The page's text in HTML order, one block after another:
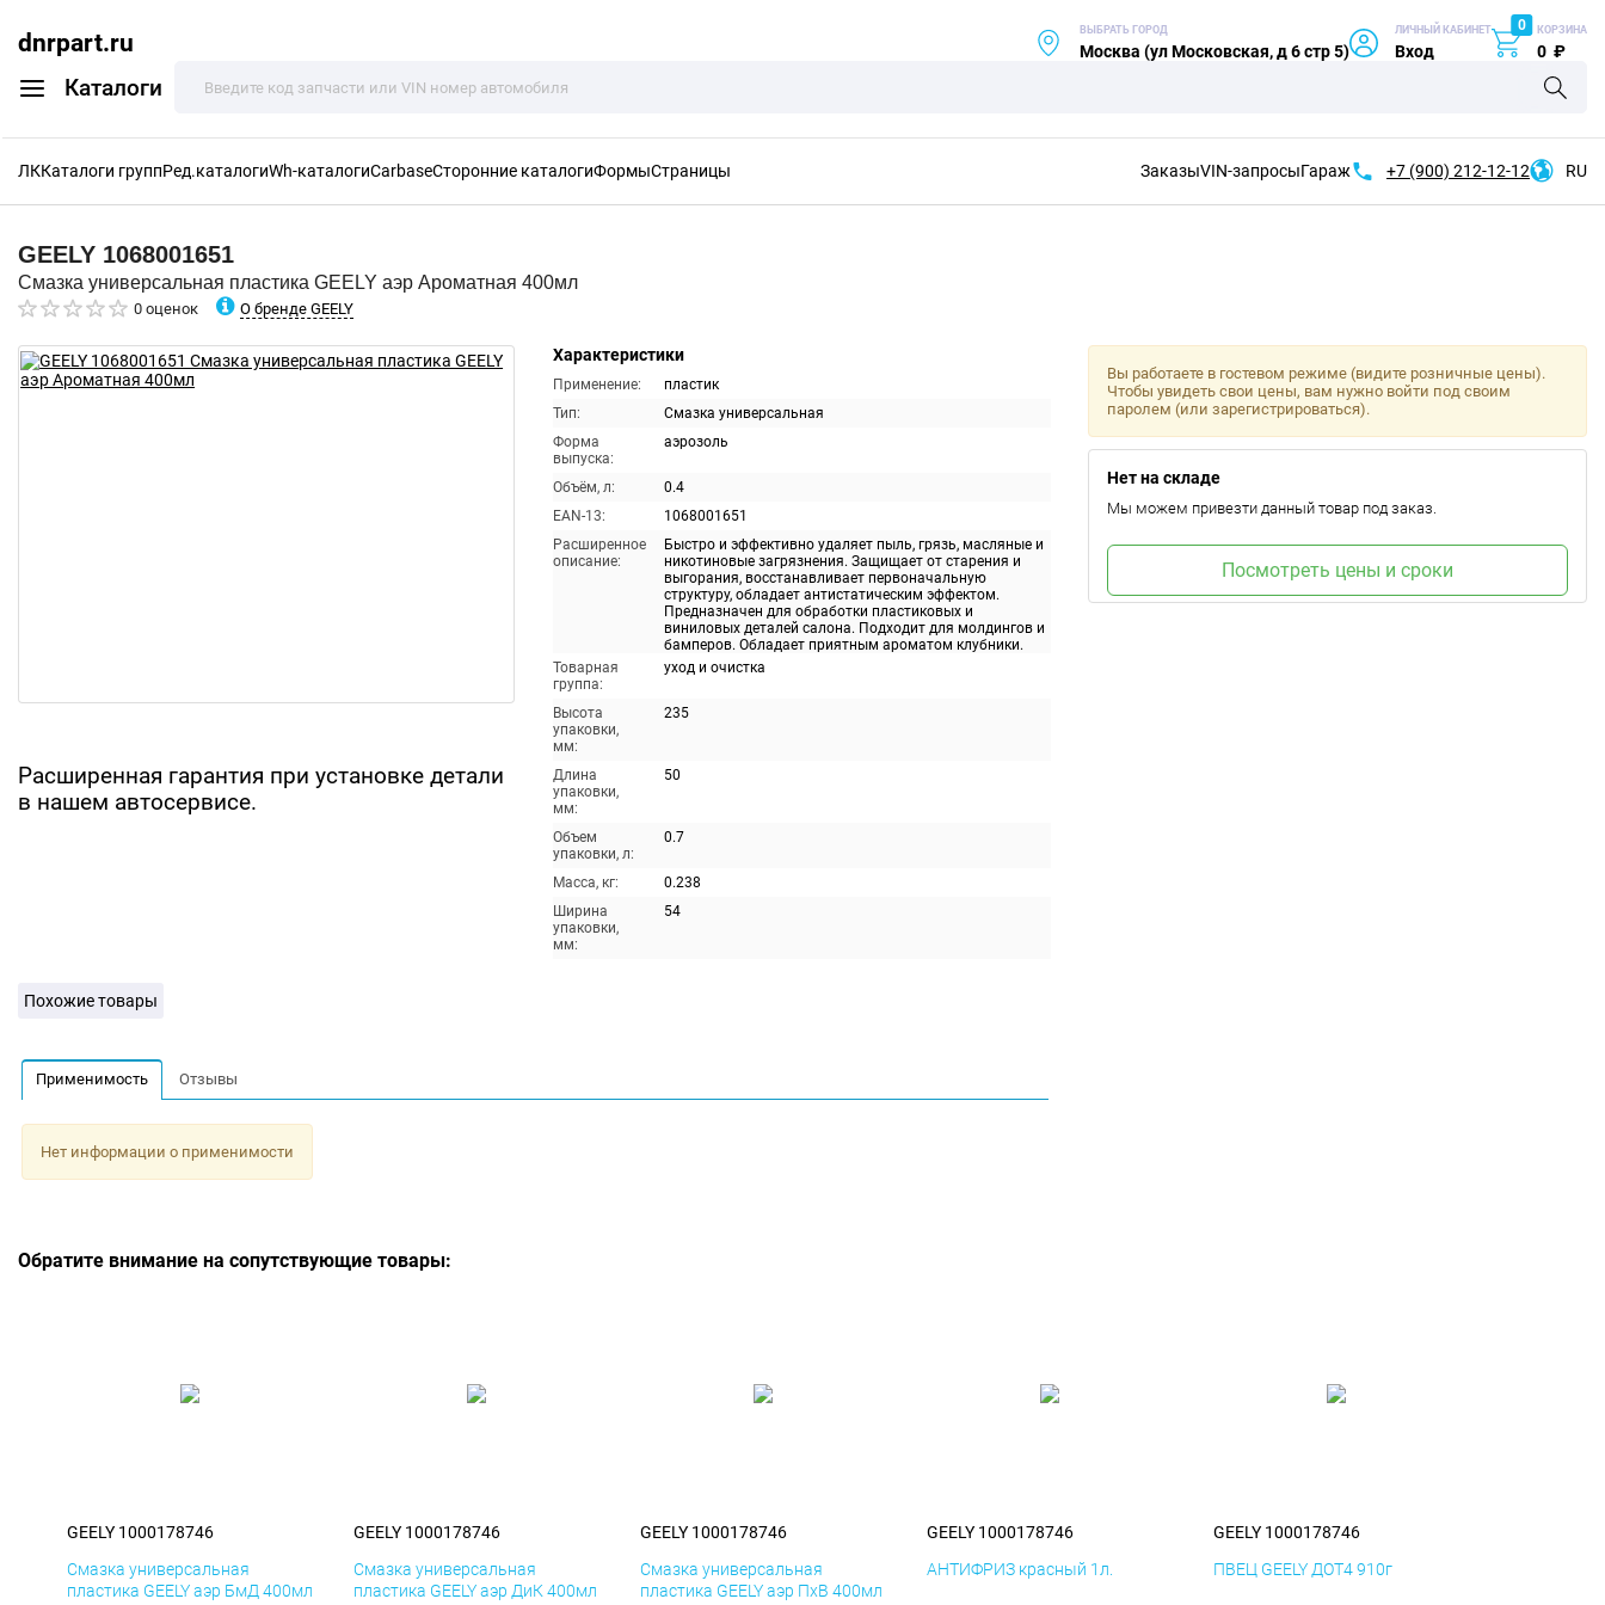
dnrpart.ru
Каталоги
ВЫБРАТЬ ГОРОД
Москва (ул Московская, д 6 стр 5)
ЛИЧНЫЙ КАБИНЕТ
Вход
0 КОРЗИНА
0 ₽
ЛККаталоги группРед.каталогиWh-каталогиCarbaseСторонние каталогиФормыСтраницы ЗаказыVIN-запросыГараж +7 (900) 212-12-12 RU
GEELY 1068001651
Смазка универсальная пластика GEELY аэр Ароматная 400мл
0 оценок О бренде GEELY
Расширенная гарантия при установке детали
в нашем автосервисе.
Характеристики
Применение:
пластик
Тип:
Смазка универсальная
Форма
выпуска:
аэрозоль
Объём, л:
0.4
EAN-13:
1068001651
Расширенное
описание:
Быстро и эффективно удаляет пыль, грязь, масляные и
никотиновые загрязнения. Защищает от старения и
выгорания, восстанавливает первоначальную
структуру, обладает антистатическим эффектом.
Предназначен для обработки пластиковых и
виниловых деталей салона. Подходит для молдингов и
бамперов. Обладает приятным ароматом клубники.
Товарная
группа:
уход и очистка
Высота
упаковки,
мм:
235
Длина
упаковки,
мм:
50
Объем
упаковки, л:
0.7
Масса, кг:
0.238
Ширина
упаковки,
мм:
54
Вы работаете в гостевом режиме (видите розничные цены).
Чтобы увидеть свои цены, вам нужно войти под своим
паролем (или зарегистрироваться).
Нет на складе
Мы можем привезти данный товар под заказ.
Посмотреть цены и сроки
Похожие товары
Применимость Отзывы
Нет информации о применимости
Обратите внимание на сопутствующие товары:
GEELY 1000178746
Смазка универсальная
пластика GEELY аэр БмД 400мл
GEELY 1000178746
Смазка универсальная
пластика GEELY аэр ДиК 400мл
GEELY 1000178746
Смазка универсальная
пластика GEELY аэр ПхВ 400мл
GEELY 1000178746
АНТИФРИЗ красный 1л.
GEELY 1000178746
ПВЕЦ GEELY ДОТ4 910г